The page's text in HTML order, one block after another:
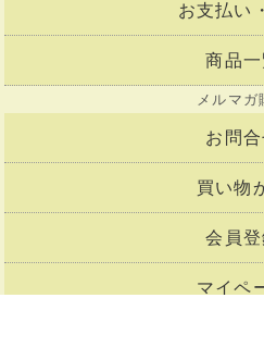
お支払い
商品一
メルマガ
お問
買い物
会員登
マイペ